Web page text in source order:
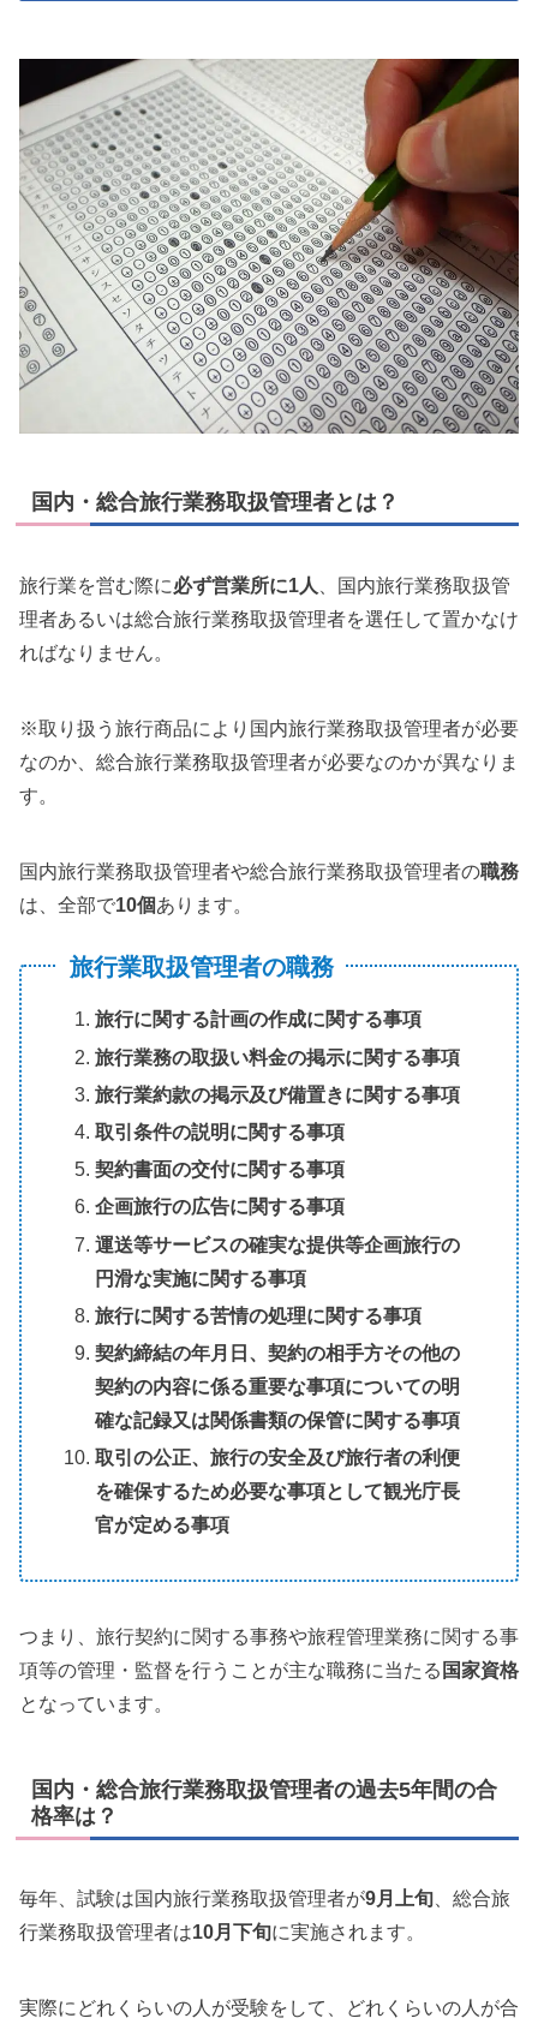
国内・総合旅行業務取扱管理者とは？
旅行業を営む際に必ず営業所に1人
、国内旅行業務取扱管
理者あるいは総合旅行業務取扱管理者を選任して置かなけ
ればなりません。
※取り扱う旅行商品により国内旅行業務取扱管理者が必要
なのか、総合旅行業務取扱管理者が必要なのかが異なりま
す。
国内旅行業務取扱管理者や総合旅行業務取扱管理者の職務
は、全部で10個あります。
旅行業取扱管理者の職務
旅行に関する計画の作成に関する事項
旅行業務の取扱い料金の掲示に関する事項
旅行業約款の掲示及び備置きに関する事項
取引条件の説明に関する事項
契約書面の交付に関する事項
企画旅行の広告に関する事項
運送等サービスの確実な提供等企画旅行の
円滑な実施に関する事項
旅行に関する苦情の処理に関する事項
契約締結の年月日、契約の相手方その他の
契約の内容に係る重要な事項についての明
確な記録又は関係書類の保管に関する事項
取引の公正、旅行の安全及び旅行者の利便
を確保するため必要な事項として観光庁長
官が定める事項
つまり、旅行契約に関する事務や旅程管理業務に関する事
項等の管理・監督を行うことが主な職務に当たる 国家資格
となっています。
国内・総合旅行業務取扱管理者の過去5年間の合
格率は？
毎年、試験は国内旅行業務取扱管理者が9月上旬 、総合旅
行業務取扱管理者は10月下旬に実施されます。
実際にどれくらいの人が受験をして、どれくらいの人が合